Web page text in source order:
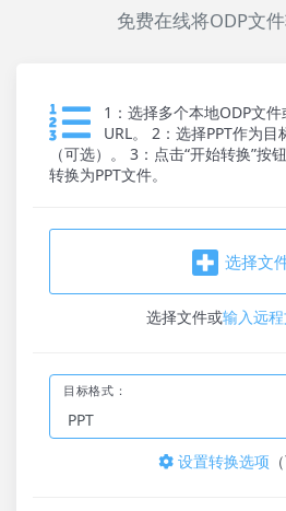
免费在线将ODP文
1：选择多个本地ODP文
URL。 2：选择PPT作为
（可选）。 3：点击“开始转换”按
转换为PPT文件。
选择文
选择文件或输入远
目标格式：
设置转换选项